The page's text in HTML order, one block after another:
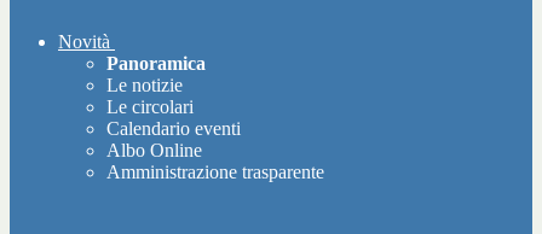
Novità
Panoramica
Le notizie
Le circolari
Calendario eventi
Albo Online
Amministrazione trasparente